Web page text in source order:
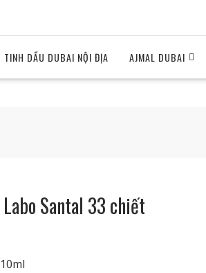
TINH DẦU DUBAI NỘI ĐỊA AJMAL DUBAI
Labo Santal 33 chiết